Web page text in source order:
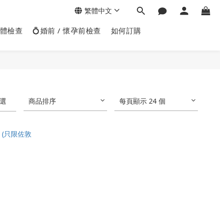
檢查 💍婚前 / 懷孕前檢查 如何訂購
繁體中文
商品排序 每頁顯示 24 個